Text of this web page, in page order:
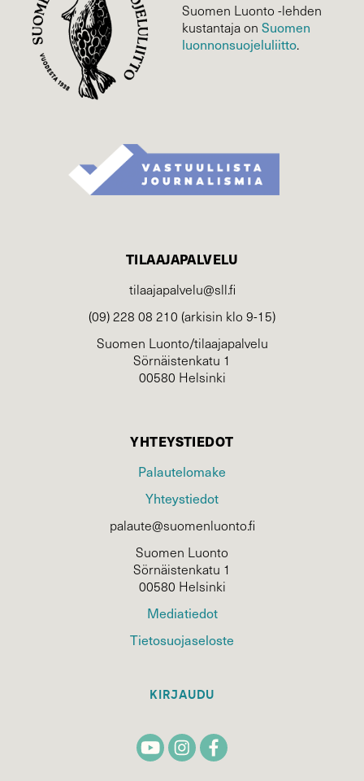
Suomen Luonto -lehden
kustantaja on Suomen
luonnonsuojelu­liitto.
TILAAJAPALVELU
tilaajapalvelu@sll.fi
(09) 228 08 210 (arkisin klo 9-15)
Suomen Luonto/tilaajapalvelu
Sörnäistenkatu 1
00580 Helsinki
YHTEYSTIEDOT
Palautelomake
Yhteystiedot
palaute@suomenluonto.fi
Suomen Luonto
Sörnäistenkatu 1
00580 Helsinki
Mediatiedot
Tietosuojaseloste
KIRJAUDU